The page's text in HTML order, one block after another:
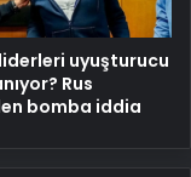
uyuşturucu
Rus
bomba iddia